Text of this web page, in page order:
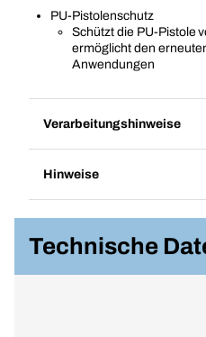
PU-Pistolenschutz
Schützt die PU-Pistole
ermöglicht den
Anwendungen
Verarbeitungshinweise
Hinweise
Technische